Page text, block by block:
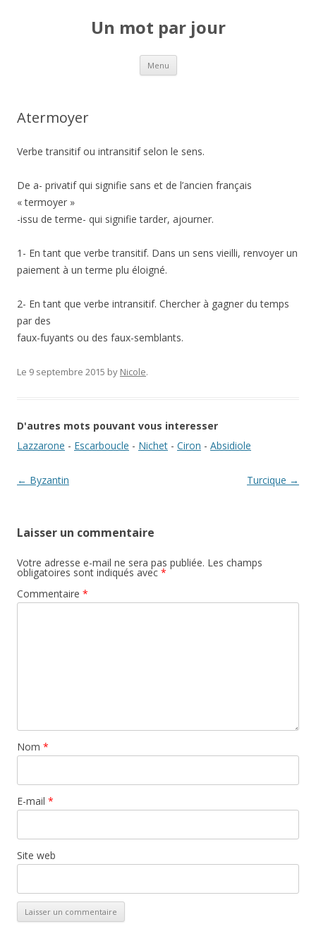
Un mot par jour
Menu Aller au contenu principal
Atermoyer
Verbe transitif ou intransitif selon le sens.
De a- privatif qui signifie sans et de l’ancien français
« termoyer »
-issu de terme- qui signifie tarder, ajourner.
1- En tant que verbe transitif. Dans un sens vieilli, renvoyer un
paiement à un terme plu éloigné.
2- En tant que verbe intransitif. Chercher à gagner du temps
par des
faux-fuyants ou des faux-semblants.
Le 9 septembre 2015 by Nicole.
D'autres mots pouvant vous interesser
Lazzarone - Escarboucle - Nichet - Ciron - Absidiole
Navigation des articles
← Byzantin Turcique →
Laisser un commentaire
Votre adresse e-mail ne sera pas publiée. Les champs
obligatoires sont indiqués avec *
Commentaire *
Nom *
E-mail *
Site web